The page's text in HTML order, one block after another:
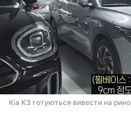
Kia K3 готуються вивести на